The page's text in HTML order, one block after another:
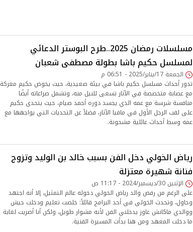
مسلسلات رمضان 2025..طرح البوستر الدعائي
لمسلسل حكيم باشا بطولة مصطفى شعبان
الجمعة 17/يناير/2025 - 06:51 م
تدور أحداث مسلسل حكيم باشا في بيئة صعيدية، حيث يخوض حكيم معركة
مع عصابة متخصصة في الآثار تسعى للنيل منه، وتشمل صراعاته أيضًا
منافسة شرسة مع عمه الذي يجسد دوره أحمد صيام، حيث يتحدى حكيم
على لقب الرجل الأول في مافيا الآثار، فضلاً عن التحديات التي يواجهها مع
عمه وسط أحداث عائلية مشحونة.
رياض الخولي دخل الفن بسبب خالد بن الوليد وتزوج
فنانة شهيرة معتزلة
الإثنين 30/ديسمبر/2024 - 11:17 ص
على الرغم من رفض والد رياض الخولي دخوله عالم التمثيل، إلا أنه اجتهد
وحاول، وتحدث الخولي في أحد البرامج قائلاً: خلصت تعليم ودخلت جيش
ووالدي ماكانش عاوز يدخلني الفن لأنه مشوار طويل، ولكن أنا أصريت لغاية
ما دخلت المعهد ومن هنا بدأت المسيرة الفنية.